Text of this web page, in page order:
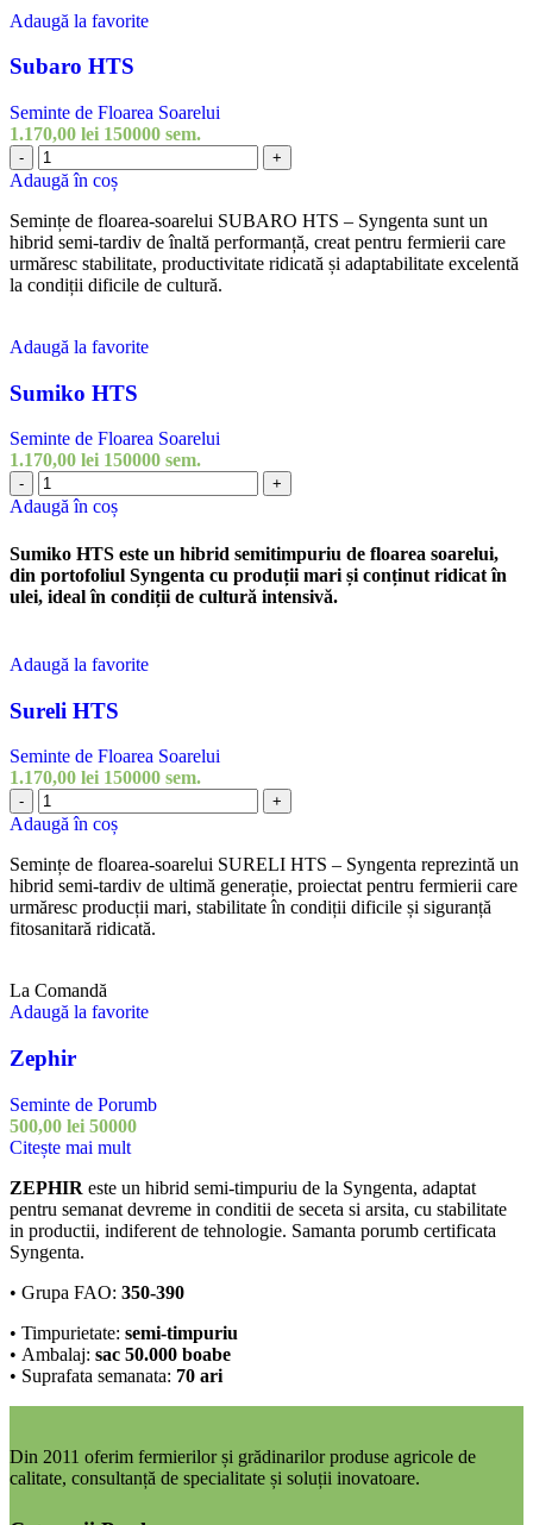
Adaugă la favorite
Subaro HTS
Seminte de Floarea Soarelui
1.170,00 lei 150000 sem.
-
Cantitate
Subaro
HTS
+
Adaugă în coș
Semințe de floarea-soarelui SUBARO HTS – Syngenta sunt un
hibrid semi-tardiv de înaltă performanță, creat pentru fermierii care
urmăresc stabilitate, productivitate ridicată și adaptabilitate excelentă
la condiții dificile de cultură.
Adaugă la favorite
Sumiko HTS
Seminte de Floarea Soarelui
1.170,00 lei 150000 sem.
-
Cantitate
Sumiko
+
Adaugă în coș
Sumiko HTS este un hibrid semitimpuriu de floarea soarelui,
din portofoliul Syngenta cu produții mari și conținut ridicat în
ulei, ideal în condiții de cultură intensivă.
Adaugă la favorite
Sureli HTS
Seminte de Floarea Soarelui
1.170,00 lei 150000 sem.
-
Cantitate
Sureli
HTS
+
Adaugă în coș
Semințe de floarea-soarelui SURELI HTS – Syngenta reprezintă un
hibrid semi-tardiv de ultimă generație, proiectat pentru fermierii care
urmăresc producții mari, stabilitate în condiții dificile și siguranță
fitosanitară ridicată.
La Comandă
Adaugă la favorite
Zephir
Seminte de Porumb
500,00 lei 50000
Citește mai mult
ZEPHIR este un hibrid semi-timpuriu de la Syngenta, adaptat
pentru semanat devreme in conditii de seceta si arsita, cu stabilitate
in productii, indiferent de tehnologie. Samanta porumb certificata
Syngenta.
• Grupa FAO: 350-390
• Timpurietate: semi-timpuriu
• Ambalaj: sac 50.000 boabe
• Suprafata semanata: 70 ari
Din 2011 oferim fermierilor și grădinarilor produse agricole de
calitate, consultanță de specialitate și soluții inovatoare.